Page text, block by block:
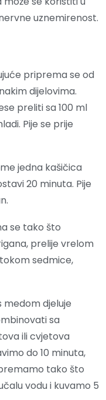
uznemirenost.
priprema se od
dijelovima.
preliti sa 100 ml
Pije se prije
jedna kašičica
20 minuta. Pije
se tako što
prelije vrelom
sedmice,
medom djeluje
sa
ili cvjetova
do 10 minuta,
tako što
vodu i kuvamo 5